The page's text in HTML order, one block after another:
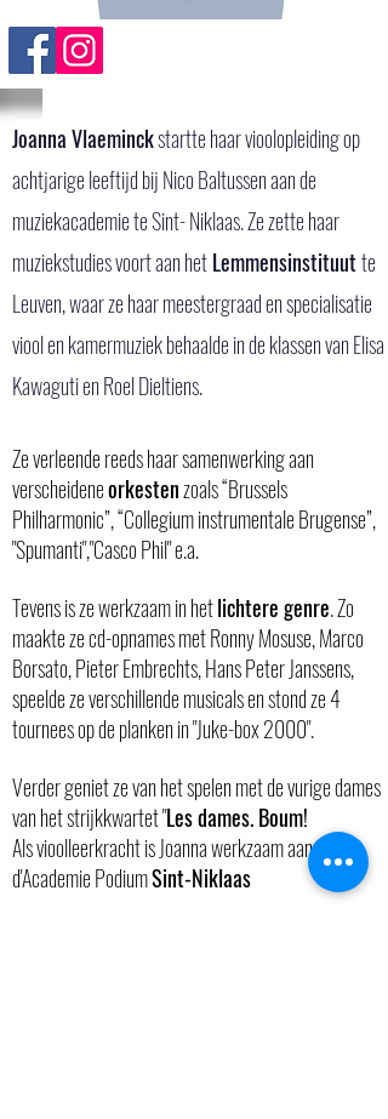
Joanna Vlaeminckstartte haar vioolopleiding op
achtjarige leeftijd bij Nico Baltussen aan de
muziekacademie te Sint- Niklaas. Ze zette haar
muziekstudies voort aan hetLemmensinstituutte
Leuven, waar ze haar meestergraad en specialisatie
viool en kamermuziek behaalde in de klassen van Elisa
Kawaguti en Roel Dieltiens.
Ze verleende reeds haar samenwerking aan
verscheideneorkestenzoals “Brussels
Philharmonic”, “Collegium instrumentale Brugense”,
"Spumanti","Casco Phil" e.a.
Tevens is ze werkzaam in hetlichtere genre. Zo
maakte ze cd-opnames met Ronny Mosuse, Marco
Borsato, Pieter Embrechts, Hans Peter Janssens,
speelde ze verschillende musicals en stond ze 4
tournees op de planken in "Juke-box 2000".
Verder geniet ze van het spelen met de vurige dames
van het strijkkwartet "Les dames. Boum!
Als vioolleerkracht is Joanna werkzaam aan
d'Academie PodiumSint-Niklaas